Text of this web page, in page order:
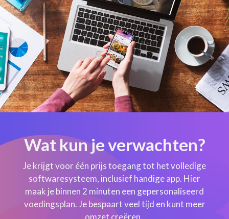
Wat kun je verwachten?
Je krijgt voor één prijs toegang tot het volledige
softwaresysteem, inclusief handige app. Hier
maak je binnen 2 minuten een gepersonaliseerd
voedingsplan. Je bespaart veel tijd en kunt meer
omzet creëren.